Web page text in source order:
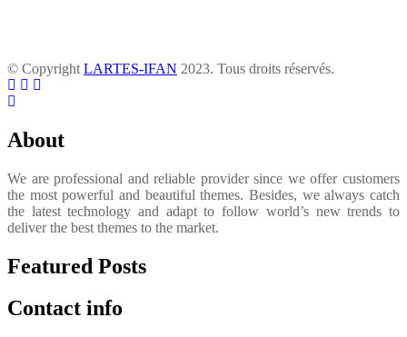
© Copyright LARTES-IFAN 2023. Tous droits réservés.
About
We are professional and reliable provider since we offer customers
the most powerful and beautiful themes. Besides, we always catch
the latest technology and adapt to follow world’s new trends to
deliver the best themes to the market.
Featured Posts
Contact info